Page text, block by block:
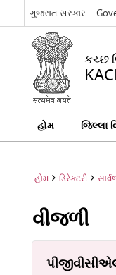
ગુજરાત સરકાર
કચ્છ
હોમ જિલ્લા
હોમ ડિરેક્ટરી
વીજળી